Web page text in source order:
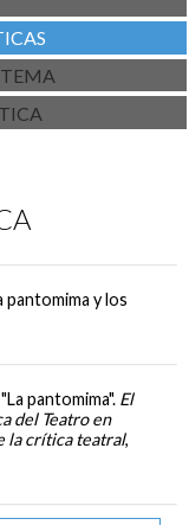
y los
pantomima". El
del Teatro en
la crítica teatral,